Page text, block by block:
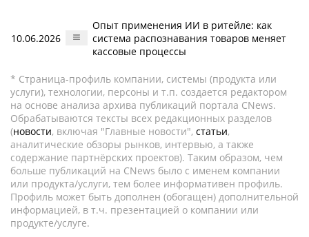
10.06.2026
Опыт применения ИИ в ритейле: как
система распознавания товаров меняет
кассовые процессы
* Страница-профиль компании, системы (продукта или
услуги), технологии, персоны и т.п. создается редактором
на основе анализа архива публикаций портала CNews.
Обрабатываются тексты всех редакционных разделов
(новости, включая "Главные новости", статьи,
аналитические обзоры рынков, интервью, а также
содержание партнёрских проектов). Таким образом, чем
больше публикаций на CNews было с именем компании
или продукта/услуги, тем более информативен профиль.
Профиль может быть дополнен (обогащен) дополнительной
информацией, в т.ч. презентацией о компании или
продукте/услуге.